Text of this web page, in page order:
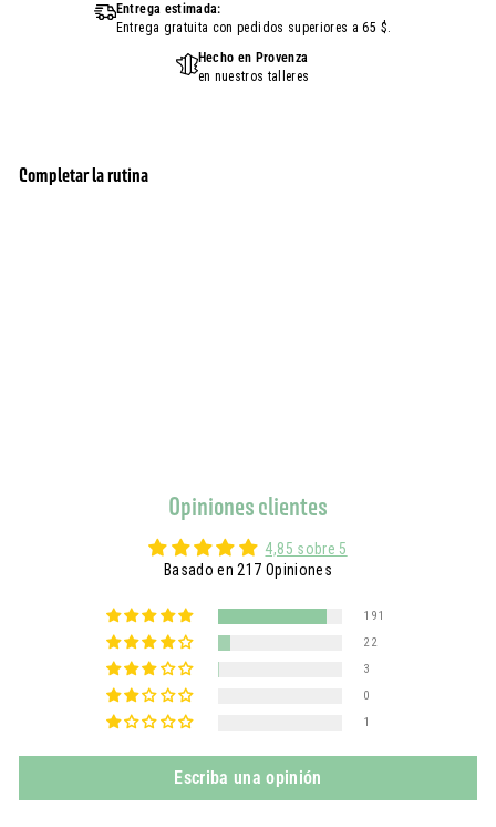
Entrega estimada:
Entrega gratuita con pedidos superiores a 65 $.
Hecho en Provenza
en nuestros talleres
Completar la rutina
Opiniones clientes
4,85 sobre 5
Basado en 217 Opiniones
191
22
3
0
1
Escriba una opinión